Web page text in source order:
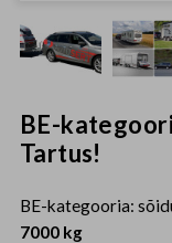
BE-
Tartus!
BE-kategooria:
7000 kg